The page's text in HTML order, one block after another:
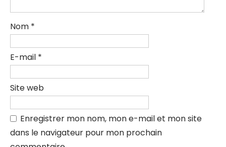
Nom *
E-mail *
Site web
Enregistrer mon nom, mon e-mail et mon site
dans le navigateur pour mon prochain